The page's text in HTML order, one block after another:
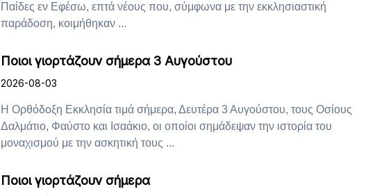
Παίδες εν Εφέσω, επτά νέους που, σύμφωνα με την εκκλησιαστική
παράδοση, κοιμήθηκαν ...
Ποιοι γιορτάζουν σήμερα 3 Αυγούστου
2026-08-03
Η Ορθόδοξη Εκκλησία τιμά σήμερα, Δευτέρα 3 Αυγούστου, τους Οσίους
Δαλμάτιο, Φαύστο και Ισαάκιο, οι οποίοι σημάδεψαν την ιστορία του
μοναχισμού με την ασκητική τους ...
Ποιοι γιορτάζουν σήμερα